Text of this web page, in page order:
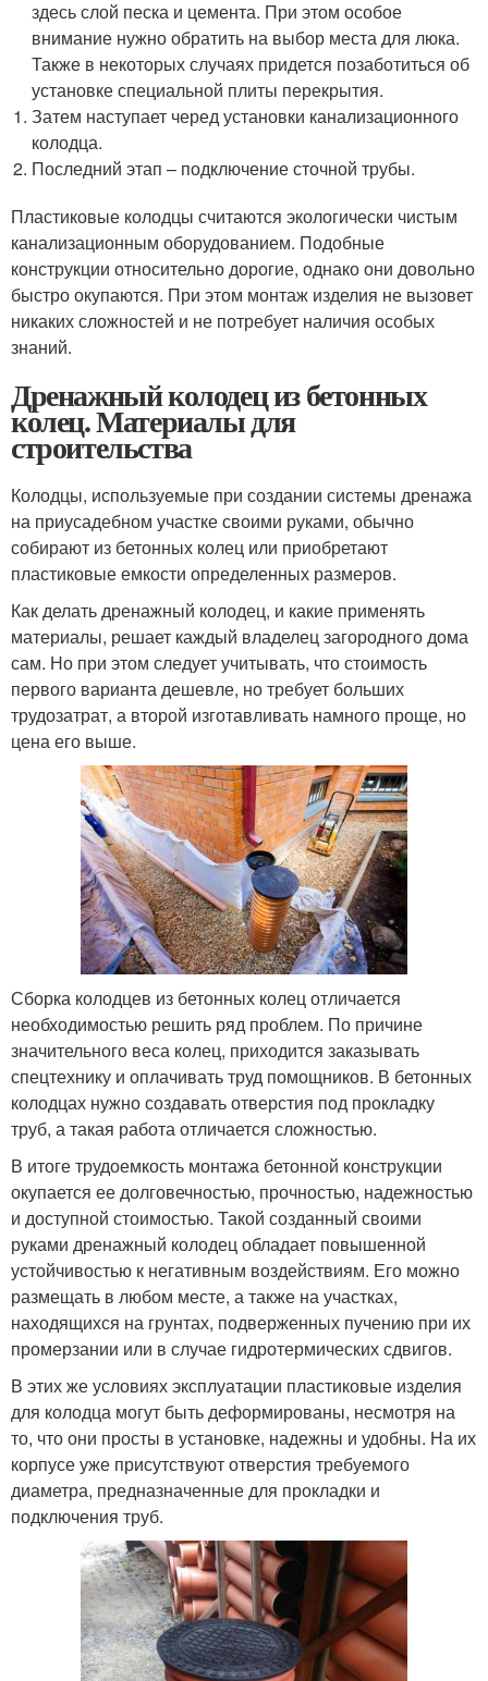
здесь слой песка и цемента. При этом особое
внимание нужно обратить на выбор места для люка.
Также в некоторых случаях придется позаботиться об
установке специальной плиты перекрытия.
Затем наступает черед установки канализационного
колодца.
Последний этап – подключение сточной трубы.
Пластиковые колодцы считаются экологически чистым
канализационным оборудованием. Подобные
конструкции относительно дорогие, однако они довольно
быстро окупаются. При этом монтаж изделия не вызовет
никаких сложностей и не потребует наличия особых
знаний.
Дренажный колодец из бетонных
колец. Материалы для
строительства
Колодцы, используемые при создании системы дренажа
на приусадебном участке своими руками, обычно
собирают из бетонных колец или приобретают
пластиковые емкости определенных размеров.
Как делать дренажный колодец, и какие применять
материалы, решает каждый владелец загородного дома
сам. Но при этом следует учитывать, что стоимость
первого варианта дешевле, но требует больших
трудозатрат, а второй изготавливать намного проще, но
цена его выше.
Сборка колодцев из бетонных колец отличается
необходимостью решить ряд проблем. По причине
значительного веса колец, приходится заказывать
спецтехнику и оплачивать труд помощников. В бетонных
колодцах нужно создавать отверстия под прокладку
труб, а такая работа отличается сложностью.
В итоге трудоемкость монтажа бетонной конструкции
окупается ее долговечностью, прочностью, надежностью
и доступной стоимостью. Такой созданный своими
руками дренажный колодец обладает повышенной
устойчивостью к негативным воздействиям. Его можно
размещать в любом месте, а также на участках,
находящихся на грунтах, подверженных пучению при их
промерзании или в случае гидротермических сдвигов.
В этих же условиях эксплуатации пластиковые изделия
для колодца могут быть деформированы, несмотря на
то, что они просты в установке, надежны и удобны. На их
корпусе уже присутствуют отверстия требуемого
диаметра, предназначенные для прокладки и
подключения труб.